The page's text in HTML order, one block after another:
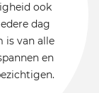
ook
dag
is van alle
en